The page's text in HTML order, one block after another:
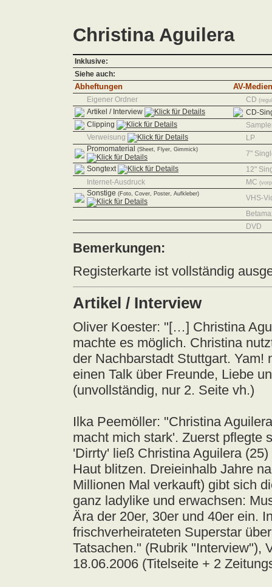
Christina Aguilera
Inklusive:
Siehe auch:
Abheftungen AV-Medien
Eigener Ordner CD
Artikel / Interview
CD-
Clipping
Verweisung
LP
Promomaterial (Sheet, Flyer, Gimmick)
7"
Songtext
12"
Internet-Ausdruck
MC
Sonstige (Foto, Cover, Poster, Aufkleber)
VHS-
DVD
Bemerkungen:
Registerkarte ist vollständig
Artikel / Interview
Oliver Koester: "[…] Christina
machte es möglich. Christina
der Nachbarstadt Stuttgart.
einen Talk über Freunde, Liebe
(unvollständig, nur 2. Seite vh.)
Ilka Peemöller: "Christina
macht mich stark'. Zuerst pflegte
'Dirrty' ließ Christina Aguilera
Haut blitzen. Dreieinhalb Jahre
Millionen Mal verkauft) gibt sich
ganz ladylike und erwachsen:
Ära der 20er, 30er und 40er ein.
frischverheirateten Superstar
Tatsachen." (Rubrik "Interview"),
18.06.2006 (Titelseite + 2